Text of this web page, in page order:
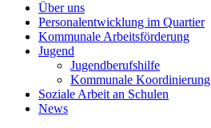
Über uns
Personalentwicklung im Quartier
Kommunale Arbeitsförderung
Jugend
Jugendberufshilfe
Kommunale Koordinierung
Soziale Arbeit an Schulen
News